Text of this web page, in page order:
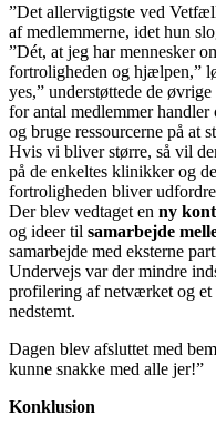
”Det allervigtigste ved
af medlemmerne, idet hun
”Dét, at jeg har mennesker
fortroligheden og hjælpen,”
yes,” understøttede de
for antal medlemmer
og bruge ressourcerne på at
Hvis vi bliver større, så vil
på de enkeltes klinikker og
fortroligheden bliver
Der blev vedtaget en ny
og ideer til samarbejde
samarbejde med eksterne
Undervejs var der mindre
profilering af netværket og
nedstemt.
Dagen blev afsluttet med
kunne snakke med alle jer!”
Konklusion